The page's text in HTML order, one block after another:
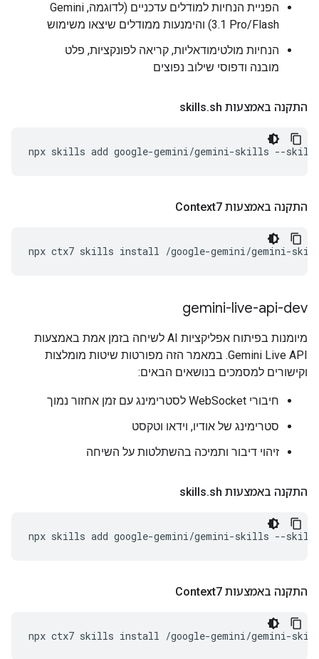
הפניית הנחיות למודלים עדכניים (לדוגמה, Gemini
3.1 Pro/Flash) והימנעות ממודלים שיצאו משימוש
הנחיות מולטימודאליות, קריאה לפונקציות, פלט
מובנה ודפוסי שילוב נפוצים
התקנה באמצעות skills .sh
npx skills add google-gemini/gemini-skills --skill
התקנה באמצעות Context7
npx ctx7 skills install /google-gemini/gemini-
gemini-live-api-dev
מיומנות בפיתוח אפליקציות AI לשיחה בזמן אמת באמצעות
Gemini Live API. במאמר הזה מפורטות שיטות מומלצות
וקישורים למסמכים בנושאים הבאים:
חיבורי WebSocket לסטרימינג עם זמן אחזור נמוך
סטרימינג של אודיו, וידאו וטקסט
זיהוי דיבור ותמיכה בהשתלטות על השיחה
התקנה באמצעות skills .sh
npx skills add google-gemini/gemini-skills --skill
התקנה באמצעות Context7
npx ctx7 skills install /google-gemini/gemini-